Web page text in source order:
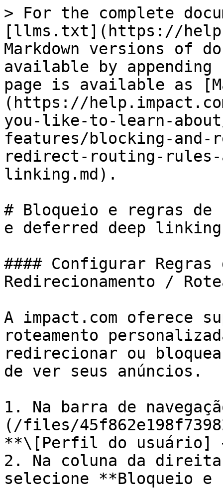
> For the complete
[llms.txt](https://
Markdown versions of
available by
page is available as
(https://
you-like-to-learn-
features/blocking-
redirect-routing-rules-
linking.md).
# Bloqueio e regras de
e deferred deep linking
#### Configurar
Redirecionamento /
A impact.com oferece
roteamento
redirecionar ou
de ver seus anúncios.
1. Na barra de
(/files/
**\[Perfil do usuário]
2. Na coluna da
selecione **Bloqueio e